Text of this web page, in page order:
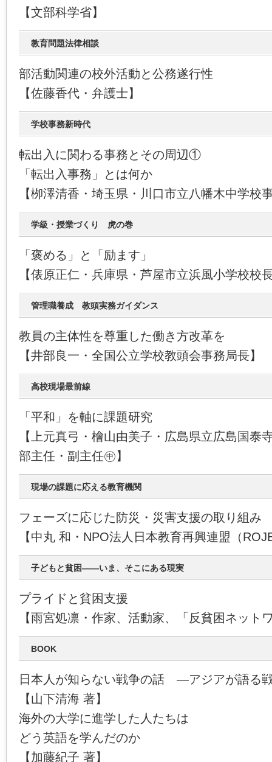
【文部科学省】
教育問題法律相談
部活動関連の校外活動と公務遂行性
【佐藤香代・弁護士】
学校事務新時代
転出入に関わる事務とその周辺①
「転出入事務」とは何か
【栁澤清香・埼玉県・川口市立八幡木中学校
学級・授業づくり 虎の巻
「褒める」と「励ます」
【俵原正仁・兵庫県・芦屋市立浜風小学校校
管理職養成 教頭実務ガイダンス
教員の主体性を尊重した働き方改革を
【井部良一・全国公立学校教頭会事務局長】
高校現場最前線
「平和」を軸に課題研究
【上元真弓・檜山由美子・広島県立広島国泰
部主任・副主任㊥】
現場の課題に応える教育機関
フェーズに応じた防災・災害支援の取り組み
【中丸 和・NPO法人日本教育再興連盟（
子どもと貧困――いま、そこにある現実
プライドと貧困支援
【雨宮処凛・作家、活動家、「反貧困ネット
BOOK
日本人が知らない戦争の話 ―アジアが語る
【山下清海 著】
海外の大学に進学した人たちは
どう英語を学んだのか
【加藤紀子 著】